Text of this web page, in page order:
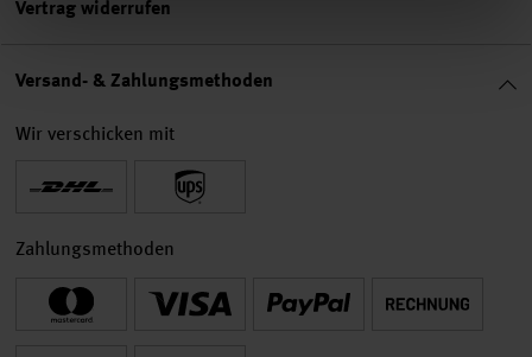
Vertrag widerrufen
Versand- & Zahlungsmethoden
Wir verschicken mit
Zahlungsmethoden